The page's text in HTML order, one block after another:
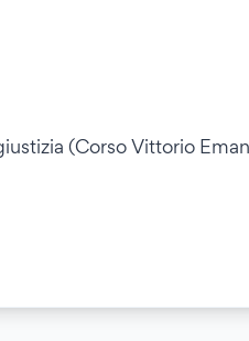
(Corso Vittorio